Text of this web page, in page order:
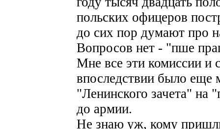
польских офицеров
до сих пор думают про
Вопросов нет - "пше
Мне все эти комиссии и
впоследствии было еще
"Ленинского зачета" на
до армии.
Не знаю уж, кому